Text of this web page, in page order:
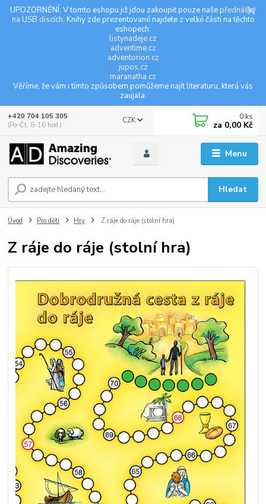
UPOZORNĚNÍ: V tomto eshopu již jdou zakoupit pouze naše přednášky
na USB discích. Knihy zde prezentované najdete z velké části na těchto
eshopech:
listynadeje.cz
adventime.cz
adventorion.cz
jupos.cz
maranatha.cz
Věříme, že vám i tímto způsobem pomůžeme najít literaturu, která vás
zaujala.
Menu
CZK
Hledat
+420 704 105 305
(Po-Čt, 8-16 hod.)
0 ks
za 0,00 Kč
Úvod Pro děti Hry Z ráje do ráje (stolní hra)
Z ráje do ráje (stolní hra)